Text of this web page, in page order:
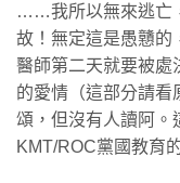
……我所以無來逃亡
故！無定這是愚戇
醫師第二天就要被處
的愛情（這部分請看
頌，但沒有人讀阿。
KMT/ROC黨國教育